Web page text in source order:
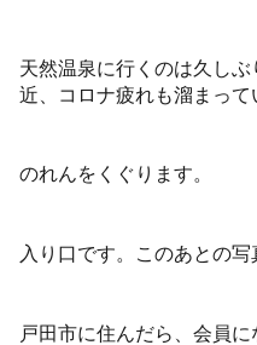
天然温泉に行くのは久し
近、コロナ疲れも溜まって
のれんをくぐります。
入り口です。このあとの写
戸田市に住んだら、会員